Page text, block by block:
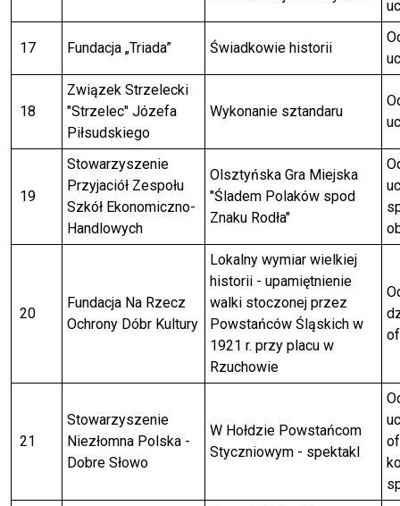
17 Fundacja „Triada” Świadkowie historii
18
Związek Strzelecki
"Strzelec" Józefa
Piłsudskiego
Wykonanie sztandaru
19
Stowarzyszenie
Przyjaciół Zespołu
Szkół Ekonomiczno-
Handlowych
Olsztyńska Gra Miejska
"Śladem Polaków spod
Znaku Rodła"
20
Fundacja Na Rzecz
Ochrony Dóbr Kultury
Lokalny wymiar wielkiej
historii - upamiętnienie
walki stoczonej przez
Powstańców Śląskich w
1921 r. przy placu w
Rzuchowie
21
Stowarzyszenie
Niezłomna Polska -
Dobre Słowo
W Hołdzie Powstańcom
Styczniowym - spektakl